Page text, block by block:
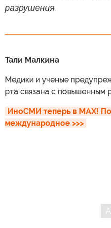
разрушения.
Тали Малкина
Медики и ученые
рта связана с повышенным
ИноСМИ теперь в MAX!
международное >>>